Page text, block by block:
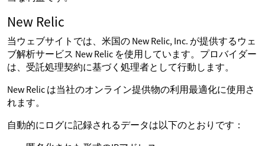
New Relic
当ウェブサイトでは、米国の New Relic, Inc. が提供するウェ
ブ解析サービス New Relic を使用しています。プロバイダー
は、受託処理契約に基づく処理者として行動します。
New Relic は当社のオンライン提供物の利用最適化に使用さ
れます。
自動的にログに記録されるデータは以下のとおりです：